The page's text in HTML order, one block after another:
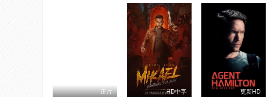
正片 HD中字 更新HD